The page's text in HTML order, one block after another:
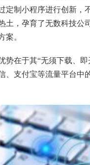
定制小程序进行创新，
土，孕育了无数科技公
案。
势在于其“无须下载、
、支付宝等流量平台